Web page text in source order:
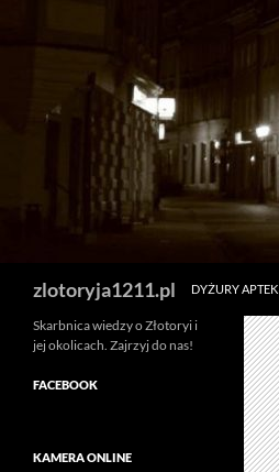
zlotoryja1211.pl DYŻURY APTEK
Skarbnica wiedzy o Złotoryi i
jej okolicach. Zajrzyj do nas!
FACEBOOK
KAMERA ONLINE